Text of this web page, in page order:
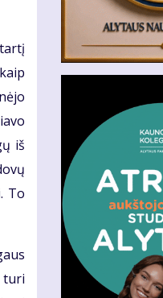
iš
To
turi